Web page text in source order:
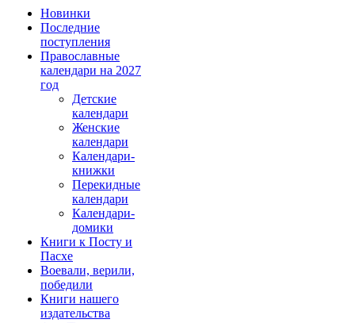
Новинки
Последние
поступления
Православные
календари на 2027
год
Детские
календари
Женские
календари
Календари-
книжки
Перекидные
календари
Календари-
домики
Книги к Посту и
Пасхе
Воевали, верили,
победили
Книги нашего
издательства